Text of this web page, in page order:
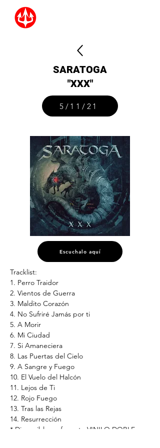
SARATOGA
"XXX"
5/11/21
Escuchalo aquí
Tracklist:
1. Perro Traidor
2. Vientos de Guerra
3. Maldito Corazón
4. No Sufriré Jamás por ti
5. A Morir
6. Mi Ciudad
7. Si Amaneciera
8. Las Puertas del Cielo
9. A Sangre y Fuego
10. El Vuelo del Halcón
11. Lejos de Ti
12. Rojo Fuego
13. Tras las Rejas
14. Resurrección
* Disponible en formato VINILO DOBLE